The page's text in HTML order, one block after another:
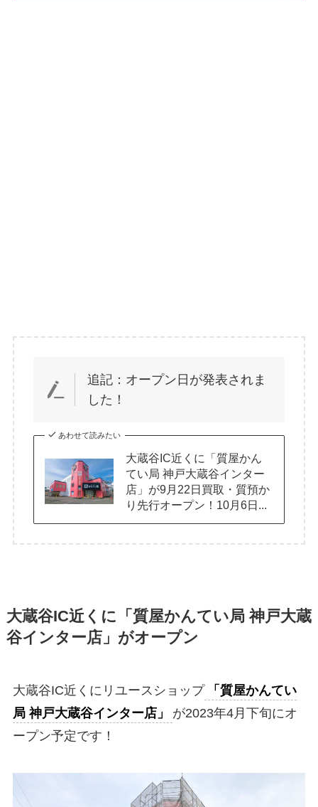
追記：オープン日が発表されま
した！
あわせて読みたい
大蔵谷IC近くに「質屋かん
てい局 神戸大蔵谷インター
店」が9月22日買取・質預か
り先行オープン！10月6日...
大蔵谷IC近くに「質屋かんてい局 神戸大蔵
谷インター店」がオープン
大蔵谷IC近くにリユースショップ
「質屋かんてい
局 神戸大蔵谷インター店」
が2023年4月下旬にオ
ープン予定です！